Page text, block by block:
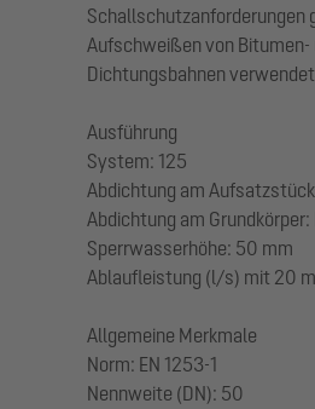
Schallschutzanforderungen
Aufschweißen von
Dichtungsbahnen
Ausführung
System: 125
Abdichtung am
Abdichtung am
Sperrwasserhöhe: 50 mm
Ablaufleistung (l/s) mit 20
Allgemeine Merkmale
Norm: EN 1253-1
Nennweite (DN): 50